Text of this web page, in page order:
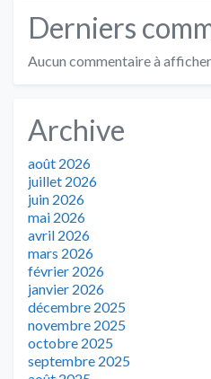
Derniers
Aucun commentaire à
Archive
août 2026
juillet 2026
juin 2026
mai 2026
avril 2026
mars 2026
février 2026
janvier 2026
décembre 2025
novembre 2025
octobre 2025
septembre 2025